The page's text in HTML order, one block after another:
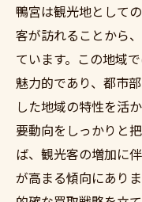
鴨宮は観光地として
客が訪れることから
ています。この地域
魅力的であり、都市
した地域の特性を活
要動向をしっかりと
ば、観光客の増加に
が高まる傾向にあり